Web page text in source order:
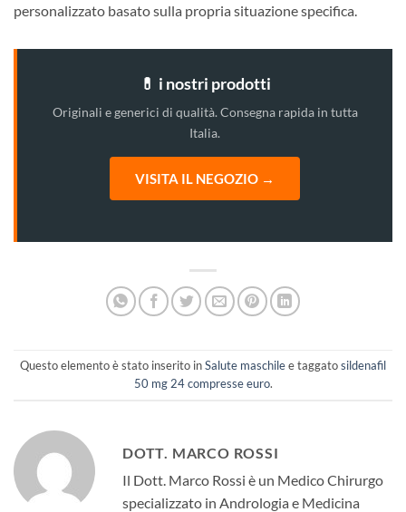
personalizzato basato sulla propria situazione specifica.
💊 i nostri prodotti
Originali e generici di qualità. Consegna rapida in tutta
Italia.
VISITA IL NEGOZIO →
Questo elemento è stato inserito inSalute maschilee taggatosildenafil
50 mg 24 compresse euro.
DOTT. MARCO ROSSI
Il Dott. Marco Rossi è un Medico Chirurgo
specializzato in Andrologia e Medicina